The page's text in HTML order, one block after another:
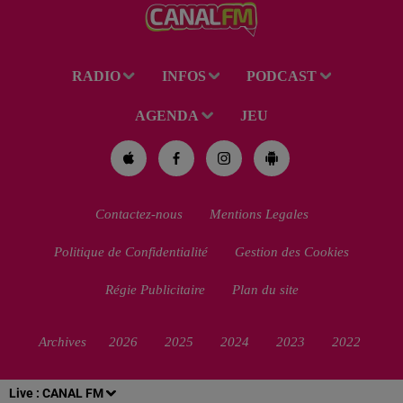
Live : CANAL FM
RADIO INFOS PODCAST
AGENDA JEU
Contactez-nous Mentions Legales
Politique de Confidentialité Gestion des Cookies
Régie Publicitaire Plan du site
Archives 2026 2025 2024 2023 2022